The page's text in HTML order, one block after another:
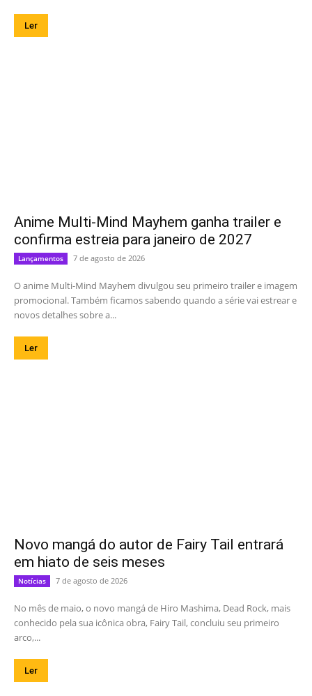
Ler
Anime Multi-Mind Mayhem ganha trailer e
confirma estreia para janeiro de 2027
Lançamentos 7 de agosto de 2026
O anime Multi-Mind Mayhem divulgou seu primeiro trailer e imagem
promocional. Também ficamos sabendo quando a série vai estrear e
novos detalhes sobre a...
Ler
Novo mangá do autor de Fairy Tail entrará
em hiato de seis meses
Notícias 7 de agosto de 2026
No mês de maio, o novo mangá de Hiro Mashima, Dead Rock, mais
conhecido pela sua icônica obra, Fairy Tail, concluiu seu primeiro
arco,...
Ler